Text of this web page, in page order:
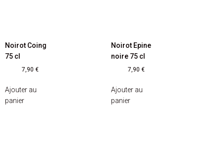
Noirot Coing
75 cl
7,90€
Ajouter au
panier
Noirot Epine
noire 75 cl
7,90€
Ajouter au
panier